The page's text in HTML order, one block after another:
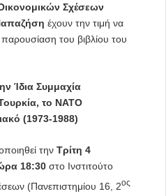
Σχέσεων
έχουν την τιμή να
του βιβλίου του
Ίδια Συμμαχία
το ΝΑΤΟ
(1973-1988)
την Τρίτη 4
18:30 στο Ινστιτούτο
(Πανεπιστημίου 16, 2ος